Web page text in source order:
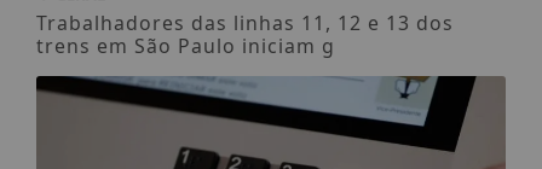
Trabalhadores das linhas 11, 12 e 13 dos
trens em São Paulo iniciam g